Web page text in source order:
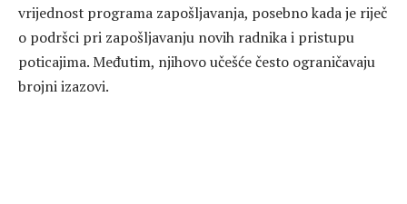
vrijednost programa zapošljavanja, posebno kada je riječ
o podršci pri zapošljavanju novih radnika i pristupu
poticajima. Međutim, njihovo učešće često ograničavaju
brojni izazovi.